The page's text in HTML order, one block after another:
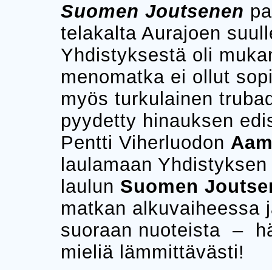
Suomen Joutsenen
telakalta Aurajoen
Yhdistyksestä oli
menomatka ei ollut
myös turkulainen
pyydetty hinauksen
Pentti Viherluodon
laulamaan
laulun Suomen
matkan alkuvaiheessa
suoraan nuoteista –
mieliä lämmittävästi!